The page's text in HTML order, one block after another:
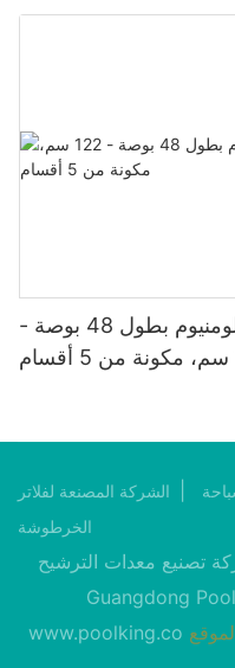
مجرفة أوراق الشجر بعمود ألومنيوم بطول 48 بوصة -
الشركة المصنعة لفلاتر
الخرطوشة
والنشر © 2025 شركة تصنيع معدات الترشيح
www.poolking.co